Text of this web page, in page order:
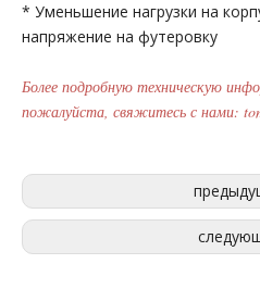
* Уменьшение нагрузки на
напряжение на футеровку
Более подробную техническую
пожалуйста, свяжитесь с нами: